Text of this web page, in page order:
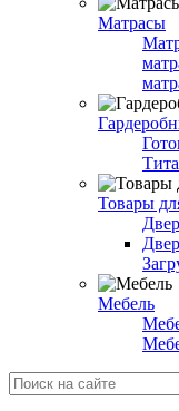
Матрасы
Товары
Мебель